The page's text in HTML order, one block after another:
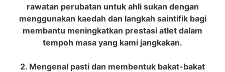
rawatan perubatan untuk ahli sukan dengan
menggunakan kaedah dan langkah saintifik bagi
membantu meningkatkan prestasi atlet dalam
tempoh masa yang kami jangkakan.
2. Mengenal pasti dan membentuk bakat-bakat